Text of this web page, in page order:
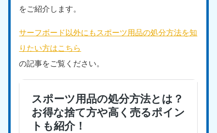
をご紹介します。
サーフボード以外にもスポーツ用品の処分方法を知
りたい方はこちら
の記事をご覧ください。